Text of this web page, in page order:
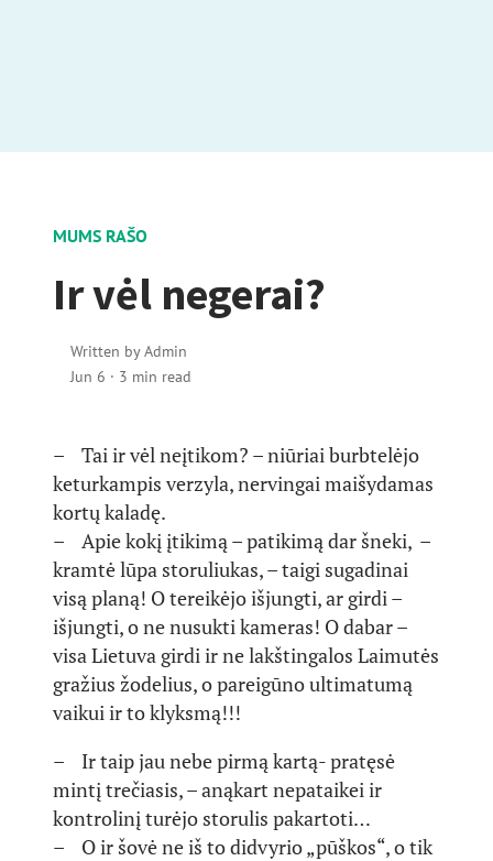
MUMS RAŠO
Ir vėl negerai?
Written byAdmin
Jun 6 · 3 min read
– Tai ir vėl neįtikom? – niūriai burbtelėjo
keturkampis verzyla, nervingai maišydamas
kortų kaladę.
– Apie kokį įtikimą – patikimą dar šneki, –
kramtė lūpa storuliukas, – taigi sugadinai
visą planą! O tereikėjo išjungti, ar girdi –
išjungti, o ne nusukti kameras! O dabar –
visa Lietuva girdi ir ne lakštingalos Laimutės
gražius žodelius, o pareigūno ultimatumą
vaikui ir to klyksmą!!!
– Ir taip jau nebe pirmą kartą- pratęsė
mintį trečiasis, – anąkart nepataikei ir
kontrolinį turėjo storulis pakartoti…
– O ir šovė ne iš to didvyrio „pūškos“, o tik